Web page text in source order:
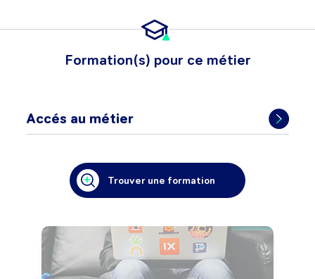
Formation(s) pour ce métier
Accés au métier
Trouver une formation